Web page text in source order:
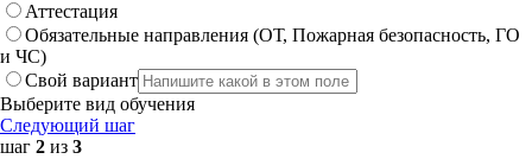
Аттестация
Обязательные направления (ОТ, Пожарная безопасность, ГО
и ЧС)
Свой вариант
Выберите вид обучения
Следующий шаг
шаг 2 из 3